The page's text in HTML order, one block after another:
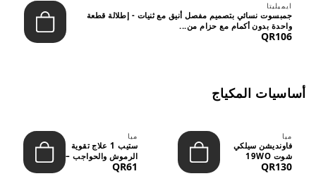
ايميليتا
جمبسوت نسائي بتصميم مفصل أنيق مع ثنيات - إطلالة قطعة
واحدة بدون أكمام مع حزام من...
QR106
أساسيات المكياج
ميا
فاونديشن سيلكي
شوت 19WO
ميديوم دارك بدرجة
QR130
ميا
ستيب 1 علاج تقوية
الرموش والحواجب –
12 مل
QR61